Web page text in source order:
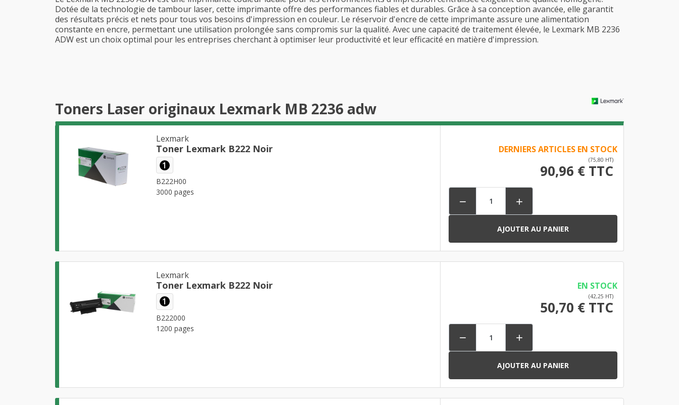
Dotée de la technologie de tambour laser, cette imprimante offre des performances fiables et durables. Grâce à sa conception avancée, elle garantit
des résultats précis et nets pour tous vos besoins d'impression en couleur. Le réservoir d'encre de cette imprimante assure une alimentation
constante en encre, permettant une utilisation prolongée sans compromis sur la qualité. Avec une capacité de traitement élevée, le Lexmark MB 2236
ADW est un choix optimal pour les entreprises cherchant à optimiser leur productivité et leur efficacité en matière d'impression.
Toners Laser originaux Lexmark MB 2236 adw
Lexmark
Toner Lexmark B222 Noir
1
B222H00
3000 pages
DERNIERS ARTICLES EN STOCK
(75,80 HT)
90,96 € TTC
 
AJOUTER AU PANIER
Lexmark
Toner Lexmark B222 Noir
1
B222000
1200 pages
EN STOCK
(42,25 HT)
50,70 € TTC
 
AJOUTER AU PANIER